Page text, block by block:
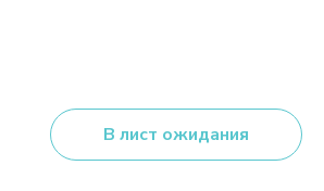
В лист ожидания